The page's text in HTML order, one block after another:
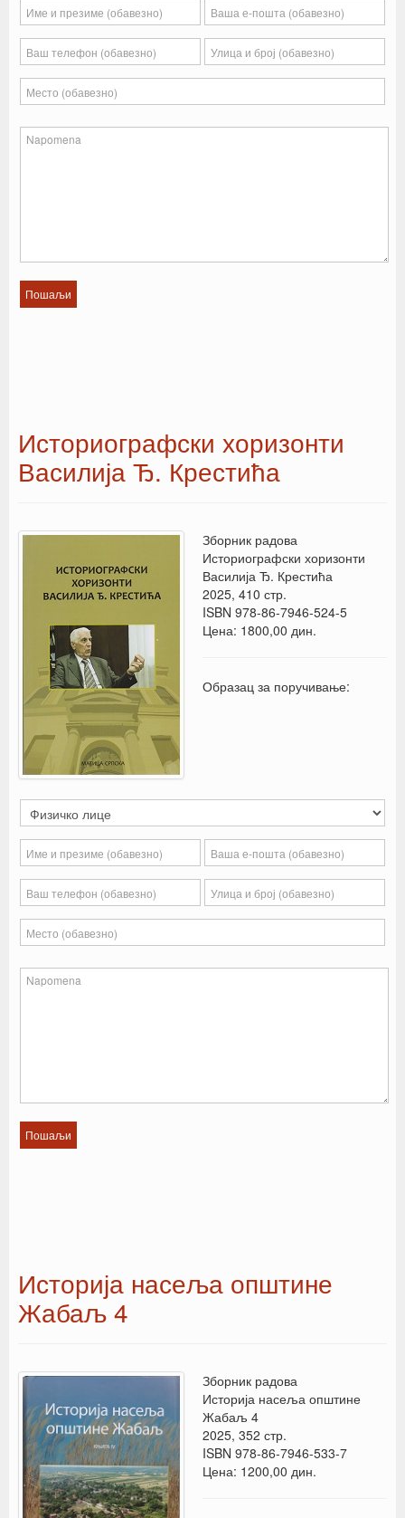
Историографски хоризонти
Василија Ђ. Крестића
Зборник радова
Историографски хоризонти
Василија Ђ. Крестића
2025, 410 стр.
ISBN 978-86-7946-524-5
Цена: 1800,00 дин.
Образац за поручивање:
Историја насеља општине
Жабаљ 4
Зборник радова
Историја насеља општине
Жабаљ 4
2025, 352 стр.
ISBN 978-86-7946-533-7
Цена: 1200,00 дин.